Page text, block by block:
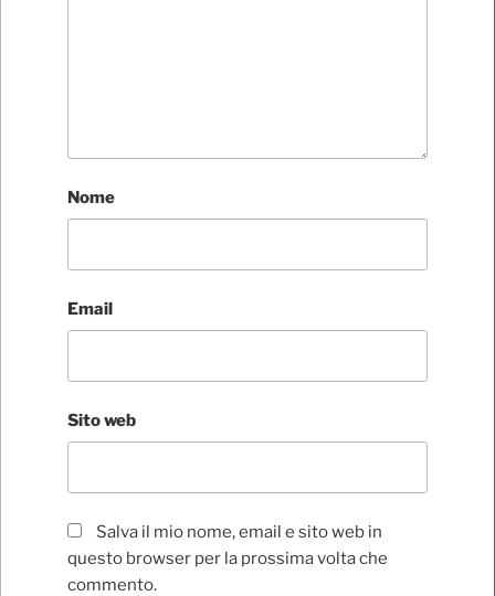
Nome
Email
Sito web
Salva il mio nome, email e sito web in
questo browser per la prossima volta che
commento.